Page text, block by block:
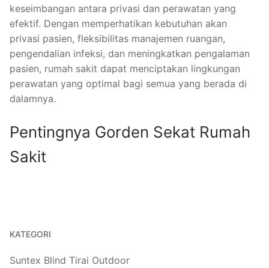
keseimbangan antara privasi dan perawatan yang
efektif. Dengan memperhatikan kebutuhan akan
privasi pasien, fleksibilitas manajemen ruangan,
pengendalian infeksi, dan meningkatkan pengalaman
pasien, rumah sakit dapat menciptakan lingkungan
perawatan yang optimal bagi semua yang berada di
dalamnya.
Pentingnya Gorden Sekat Rumah
Sakit
KATEGORI
Suntex Blind Tirai Outdoor